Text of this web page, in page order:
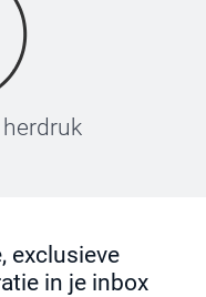
exclusieve
in je inbox